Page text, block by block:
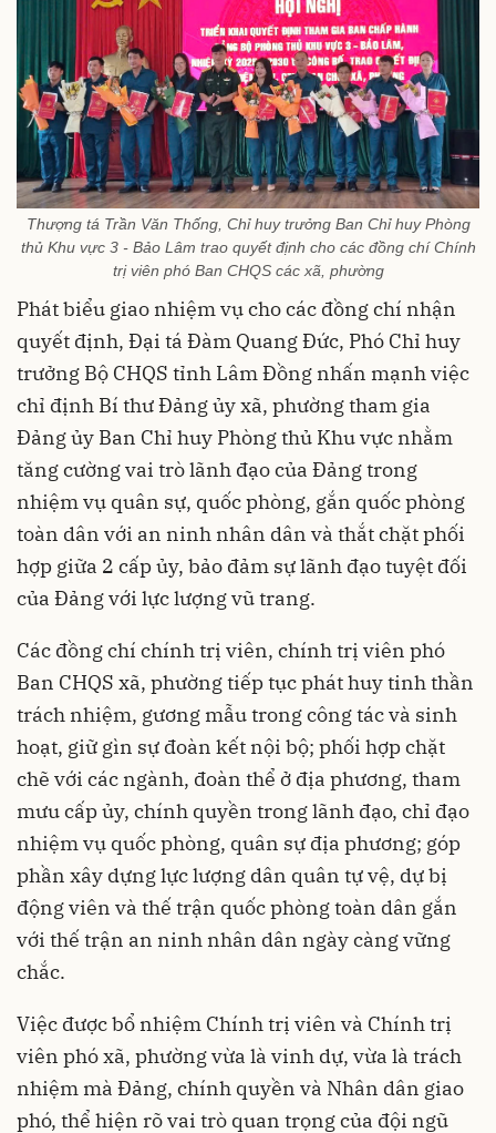
Thượng tá Trần Văn Thống, Chỉ huy trưởng Ban Chỉ huy Phòng
thủ Khu vực 3 - Bảo Lâm trao quyết định cho các đồng chí Chính
trị viên phó Ban CHQS các xã, phường
Phát biểu giao nhiệm vụ cho các đồng chí nhận
quyết định, Đại tá Đàm Quang Đức, Phó Chỉ huy
trưởng Bộ CHQS tỉnh Lâm Đồng nhấn mạnh việc
chỉ định Bí thư Đảng ủy xã, phường tham gia
Đảng ủy Ban Chỉ huy Phòng thủ Khu vực nhằm
tăng cường vai trò lãnh đạo của Đảng trong
nhiệm vụ quân sự, quốc phòng, gắn quốc phòng
toàn dân với an ninh nhân dân và thắt chặt phối
hợp giữa 2 cấp ủy, bảo đảm sự lãnh đạo tuyệt đối
của Đảng với lực lượng vũ trang.
Các đồng chí chính trị viên, chính trị viên phó
Ban CHQS xã, phường tiếp tục phát huy tinh thần
trách nhiệm, gương mẫu trong công tác và sinh
hoạt, giữ gìn sự đoàn kết nội bộ; phối hợp chặt
chẽ với các ngành, đoàn thể ở địa phương, tham
mưu cấp ủy, chính quyền trong lãnh đạo, chỉ đạo
nhiệm vụ quốc phòng, quân sự địa phương; góp
phần xây dựng lực lượng dân quân tự vệ, dự bị
động viên và thế trận quốc phòng toàn dân gắn
với thế trận an ninh nhân dân ngày càng vững
chắc.
Việc được bổ nhiệm Chính trị viên và Chính trị
viên phó xã, phường vừa là vinh dự, vừa là trách
nhiệm mà Đảng, chính quyền và Nhân dân giao
phó, thể hiện rõ vai trò quan trọng của đội ngũ